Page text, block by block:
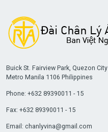
Buick St. Fairview Park, Quezon City
Metro Manila 1106 Philippines
Phone: +632 89390011 - 15
Fax: +632 89390011 - 15
Email: chanlyvina@gmail.com